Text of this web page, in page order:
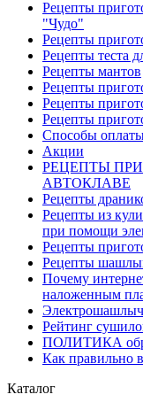
Рецепты
"Чудо"
Рецепты
Рецепты теста
Рецепты мантов
Рецепты
Рецепты
Рецепты
Способы
Акции
РЕЦЕПТЫ
АВТОКЛАВЕ
Рецепты
Рецепты из
при помощи
Рецепты
Рецепты
Почему
наложенным
Рейтинг
ПОЛИТИКА
Как правильно
Каталог